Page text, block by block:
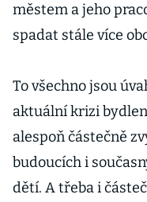
městem a jeho
spadat stále více
To všechno jsou
aktuální krizi
alespoň částečně
budoucích i
dětí. A třeba i